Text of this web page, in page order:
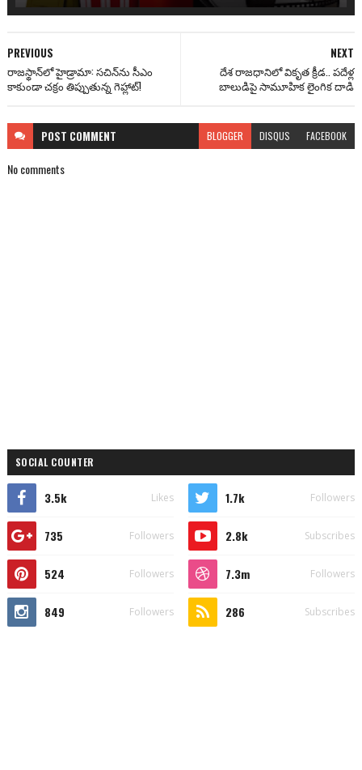
NEXT
దేశ రాజధానిలో వికృత క్రీడ.. పదేళ్ల
బాలుడిపై సామూహిక లైంగిక దాడి
PREVIOUS
రాజస్థాన్‌లో హైడ్రామా: సచిన్‌ను సీఎం
కాకుండా చక్రం తిప్పుతున్న గెహ్లాట్!
POST COMMENT BLOGGER DISQUS FACEBOOK
No comments
SOCIAL COUNTER
3.5k Likes 1.7k Followers
735 Followers 2.8k Subscribes
524 Followers 7.3m Followers
849 Followers 286 Subscribes